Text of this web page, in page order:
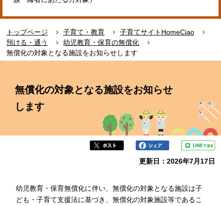
トップページ 子育て・教育
子育てサイトHomeCiao
預ける・通う
幼児教育・保育の無償化
無償化の対象となる施設をお知らせします
無償化の対象となる施設をお知らせ
します
更新日：2026年7月17日
幼児教育・保育無償化に伴い、無償化の対象となる施設は子
ども・子育て支援法に基づき、無償化の対象施設等であるこ